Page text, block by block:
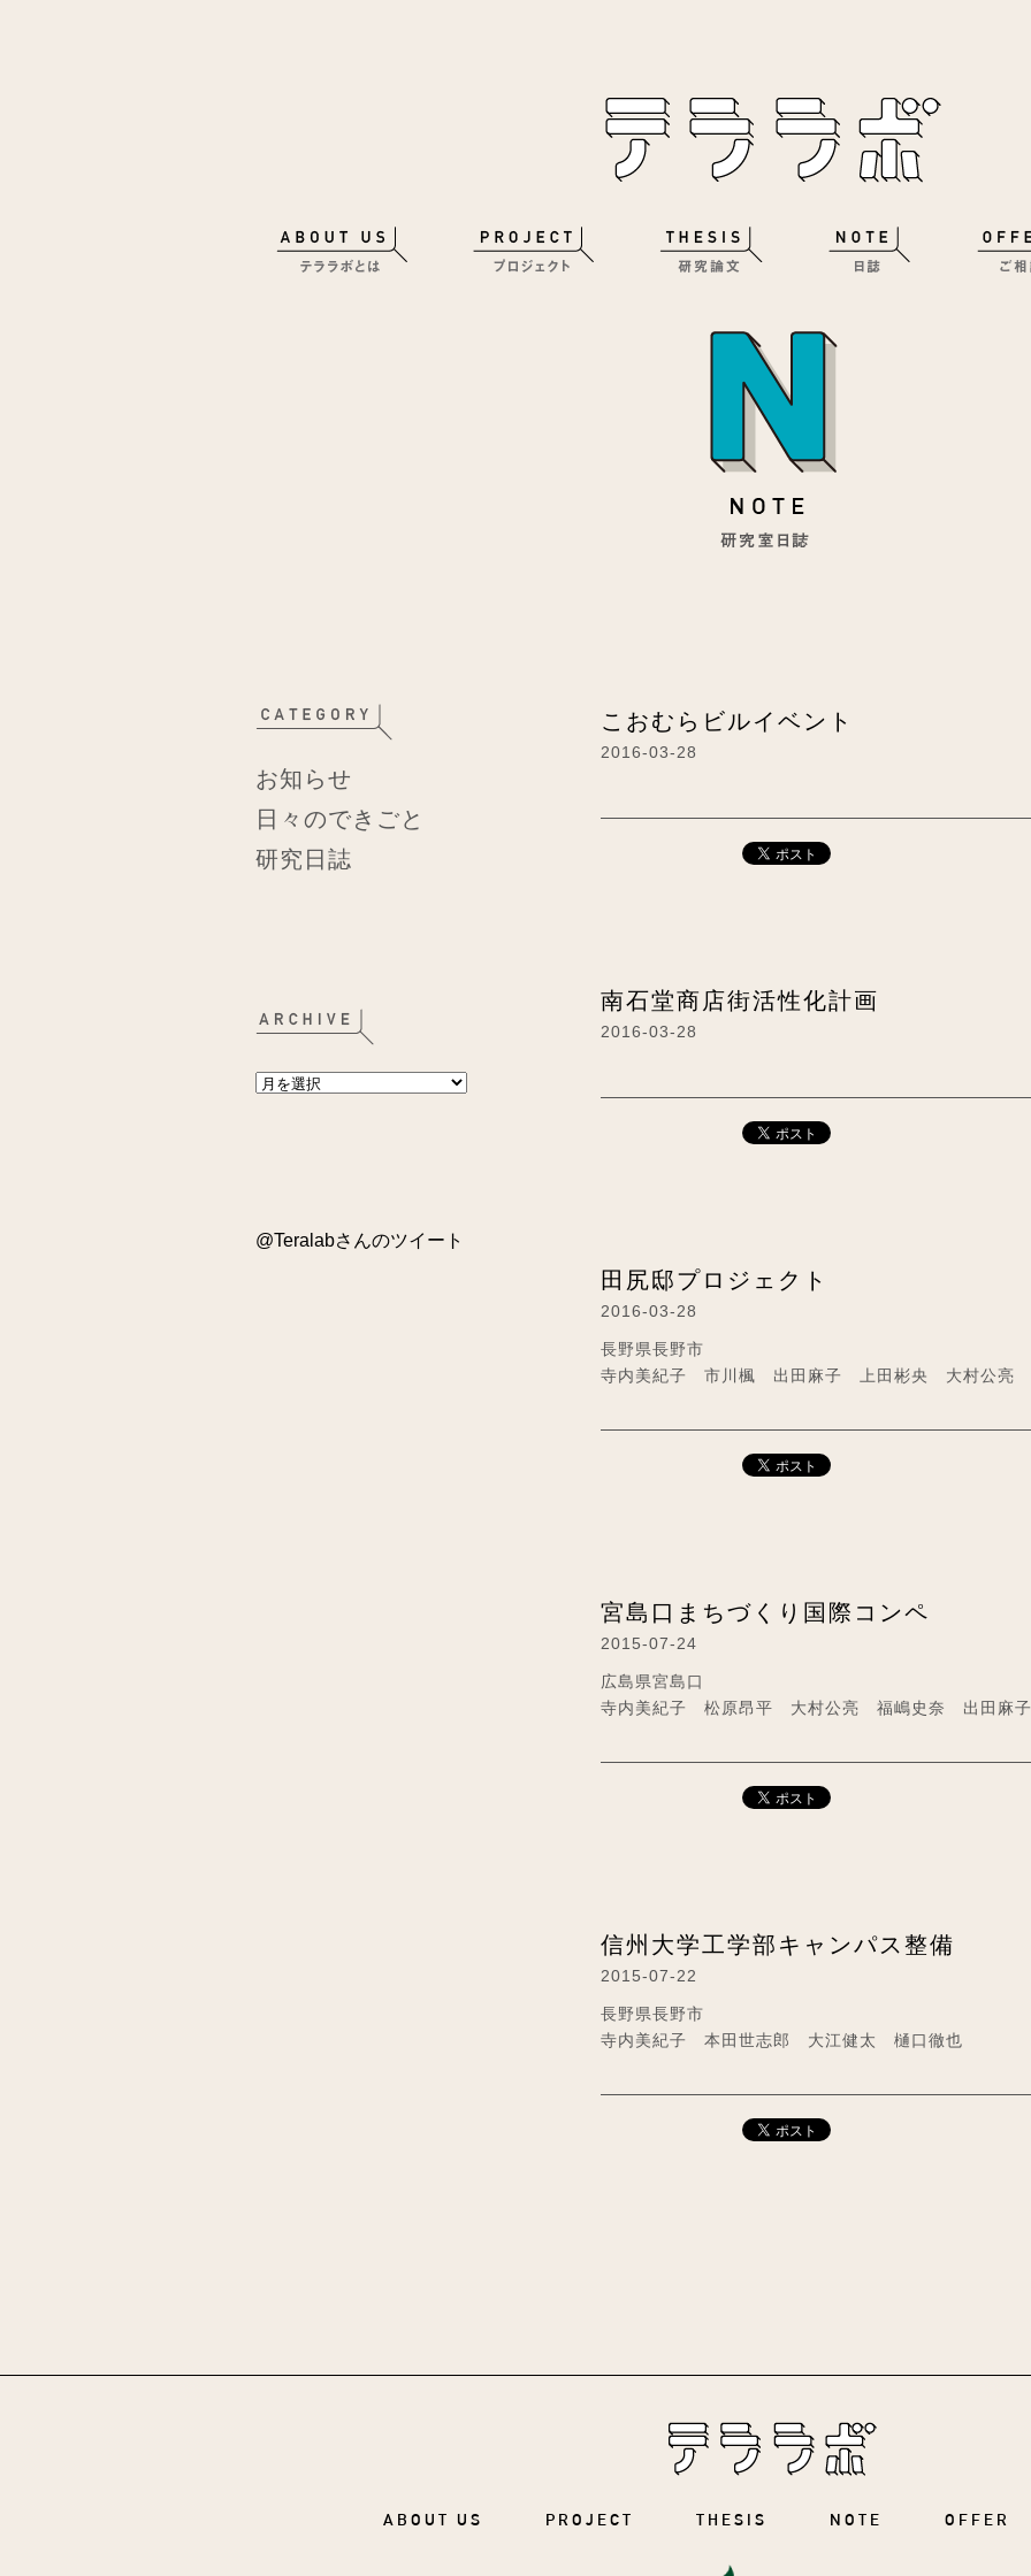
お知らせ
日々のできごと
研究日誌
@Teralabさんのツイート
こおむらビルイベント
2016-03-28
南石堂商店街活性化計画
2016-03-28
田尻邸プロジェクト
2016-03-28
長野県長野市
寺内美紀子 市川楓 出田麻子 上田彬央 大村公亮
宮島口まちづくり国際コンペ
2015-07-24
広島県宮島口
寺内美紀子 松原昂平 大村公亮 福嶋史奈 出田麻
信州大学工学部キャンパス整備
2015-07-22
長野県長野市
寺内美紀子 本田世志郎 大江健太 樋口徹也
ABOUT US PROJECT THESIS NOTE OFFER